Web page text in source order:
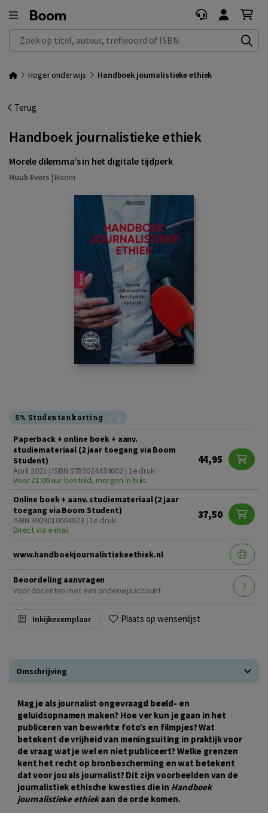
Zoek op titel, auteur, trefwoord of ISBN
Hoger onderwijs Handboek journalistieke ethiek
Terug
Handboek journalistieke ethiek
Morele dilemma’s in het digitale tijdperk
Huub Evers | Boom
5% Studentenkorting
Paperback + online boek + aanv.
studiemateriaal (2 jaar toegang via Boom
Student)
April 2021 | ISBN 9789024434602 | 1e druk
Voor 21:00 uur besteld, morgen in huis
44,95
Online boek + aanv. studiemateriaal (2 jaar
toegang via Boom Student)
ISBN 3009010004623 | 1e druk
Direct via e-mail
37,50
www.handboekjournalistiekeethiek.nl
Beoordeling aanvragen
Voor docenten met een onderwijsaccount
Inkijkexemplaar Plaats op wensenlijst
Omschrijving
Mag je als journalist ongevraagd beeld- en
geluidsopnamen maken? Hoe ver kun je gaan in het
publiceren van bewerkte foto’s en filmpjes? Wat
betekent de vrijheid van meningsuiting in praktijk voor
de vraag wat je wel en niet publiceert? Welke grenzen
kent het recht op bronbescherming en wat betekent
dat voor jou als journalist? Dit zijn voorbeelden van de
journalistiek ethische kwesties die in Handboek
journalistieke ethiekaan de orde komen.